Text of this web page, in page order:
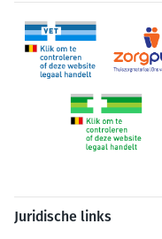
Juridische links